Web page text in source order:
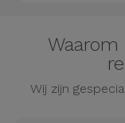
Wij zijn